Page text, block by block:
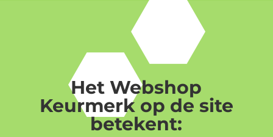
Het Webshop
Keurmerk op de site
betekent: